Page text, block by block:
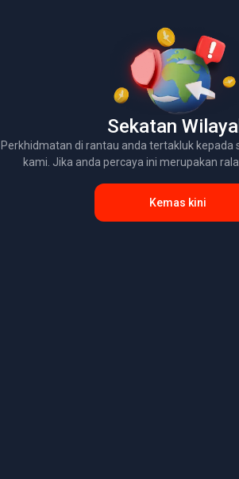
Sekatan
Perkhidmatan di rantau anda tertakluk kepada
kami. Jika anda percaya ini merupakan
Kemas kini